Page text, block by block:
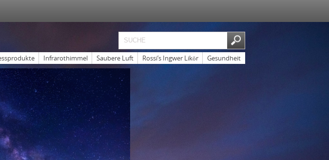
Infrarothimmel Saubere Luft Rossi’s Ingwer Likör Gesundheit